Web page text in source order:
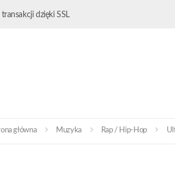
dzięki SSL
główna Muzyka Rap / Hip-Hop